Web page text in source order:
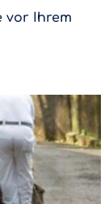
vor Ihrem